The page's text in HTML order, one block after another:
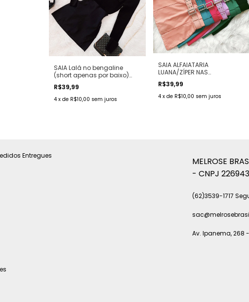
SAIA Lalá no bengaline
(short apenas por baixo)
COR PRETA
R$39,99
4 x de R$10,00 sem juros
SAIA ALFAIATARIA
LUANA/ZÍPER NAS
COSTAS/ACOMPANHA CINTO
COM FIVELA EM PÉROLAS (
ESCOLHA SEU TAMANHO E SUA
R$39,99
4 xde R$10,00 sem juros
Entregues
MELROSE
- CNPJ
(62)3539-1717
Av. Ipanema, 268